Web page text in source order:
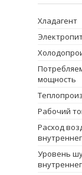
Хладагент
мощность
Рабочий
Расход
Уровень